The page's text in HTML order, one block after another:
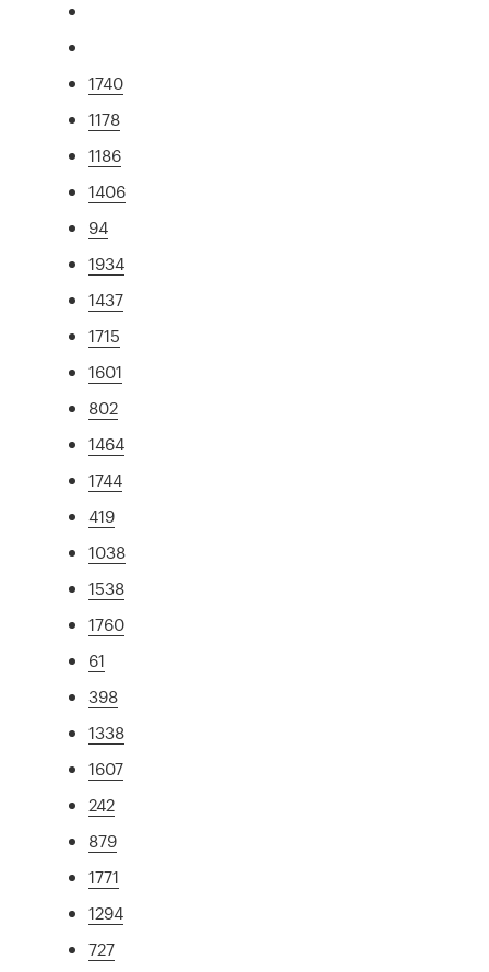
1740
1178
1186
1406
94
1934
1437
1715
1601
802
1464
1744
419
1038
1538
1760
61
398
1338
1607
242
879
1771
1294
727